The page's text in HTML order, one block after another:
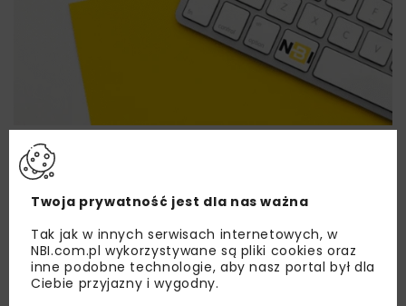
Lubisz wiedzieć więcej?
Zapisz się do newslettera aby otrzymywać od
nas najlepsze informacje branżowe,
dedykowane akcje specjalne.
Twoja prywatność jest dla nas ważna
Tak jak w innych serwisach internetowych, w
NBI.com.pl wykorzystywane są pliki cookies oraz
inne podobne technologie, aby nasz portal był dla
Ciebie przyjazny i wygodny.